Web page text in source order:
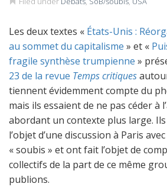
Les deux textes « États-Unis :
au sommet du capitalisme » et «
fragile synthèse trumpienne »
23 de la revue Temps critiques
tiennent évidemment compte du
mais ils essaient de ne pas céder à
abordant un contexte plus large.
l’objet d’une discussion à Paris
« soubis » et ont fait l’objet de
collectifs de la part de ce même
publions.